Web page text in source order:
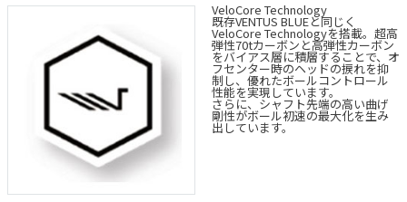
VeloCore Technology
既存VENTUS BLUEと同じく
VeloCore Technologyを搭載。超高
弾性70tカーボンと高弾性カーボン
をバイアス層に積層することで、オ
フセンター時のヘッドの捩れを抑
制し、優れたボールコントロール
性能を実現しています。
さらに、シャフト先端の高い曲げ
剛性がボール初速の最大化を生み
出しています。